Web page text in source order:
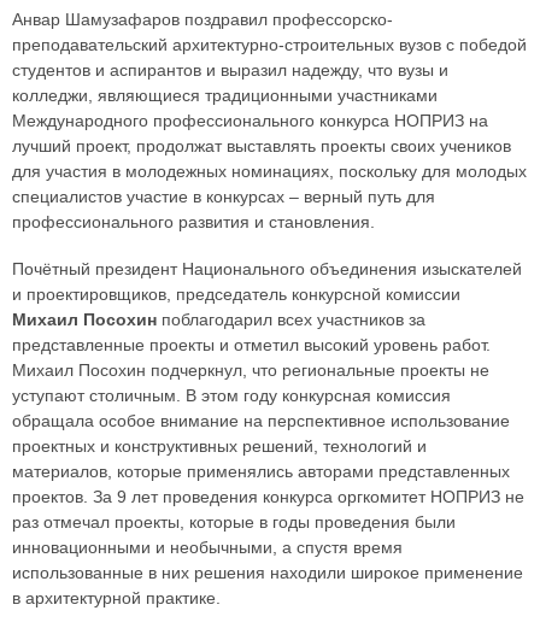
Анвар Шамузафаров поздравил профессорско-
преподавательский архитектурно-строительных вузов с победой
студентов и аспирантов и выразил надежду, что вузы и
колледжи, являющиеся традиционными участниками
Международного профессионального конкурса НОПРИЗ на
лучший проект, продолжат выставлять проекты своих учеников
для участия в молодежных номинациях, поскольку для молодых
специалистов участие в конкурсах – верный путь для
профессионального развития и становления.
Почётный президент Национального объединения изыскателей
и проектировщиков, председатель конкурсной комиссии
Михаил Посохин поблагодарил всех участников за
представленные проекты и отметил высокий уровень работ.
Михаил Посохин подчеркнул, что региональные проекты не
уступают столичным. В этом году конкурсная комиссия
обращала особое внимание на перспективное использование
проектных и конструктивных решений, технологий и
материалов, которые применялись авторами представленных
проектов. За 9 лет проведения конкурса оргкомитет НОПРИЗ не
раз отмечал проекты, которые в годы проведения были
инновационными и необычными, а спустя время
использованные в них решения находили широкое применение
в архитектурной практике.